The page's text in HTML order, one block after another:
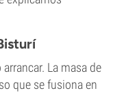
La masa de
que se fusiona en